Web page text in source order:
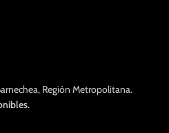
Región Metropolitana.